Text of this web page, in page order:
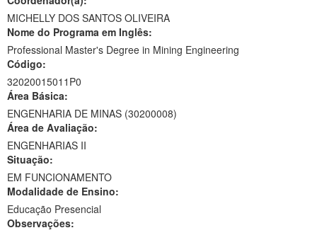
Ministério da Educação
Ministério da Cidadania
Ministério da Saúde
Ministério da Ciência, Tecnologia, Inovações e Comunicações
Ministério do Meio Ambiente
Ministério do Turismo
Ministério do Desenvolvimento Regional
MICHELLY DOS SANTOS OLIVEIRA
Nome do Programa em Inglês:
Professional Master's Degree in Mining Engineering
Código:
32020015011P0
Área Básica:
ENGENHARIA DE MINAS (30200008)
Área de Avaliação:
ENGENHARIAS II
Situação:
EM FUNCIONAMENTO
Modalidade de Ensino:
Educação Presencial
Observações: